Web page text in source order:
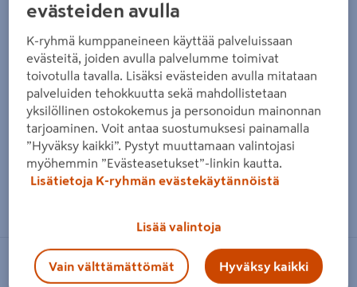
Zoomaa kuvaa sormilla kosketusnäytöllä
CINDERELLA
evästeiden avulla
K-ryhmä kumppaneineen käyttää palveluissaan
evästeitä, joiden avulla palvelumme toimivat
toivotulla tavalla. Lisäksi evästeiden avulla mitataan
palveluiden tehokkuutta sekä mahdollistetaan
yksilöllinen ostokokemus ja personoidun mainonnan
tarjoaminen. Voit antaa suostumuksesi painamalla
”Hyväksy kaikki”. Pystyt muuttamaan valintojasi
myöhemmin ”Evästeasetukset”-linkin kautta.
Lisätietoja K-ryhmän evästekäytännöistä
Lisää valintoja
Vain välttämättömät Hyväksy kaikki